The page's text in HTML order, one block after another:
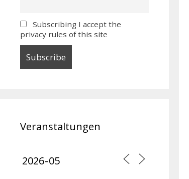
Subscribing I accept the
privacy rules of this site
Veranstaltungen